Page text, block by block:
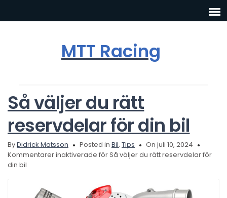
MTT Racing
Så väljer du rätt
reservdelar för din bil
ByDidrick Matsson Posted in Bil, Tips
On juli 10, 2024
Kommentarer inaktiverade för Så väljer du rätt reservdelar för
din bil